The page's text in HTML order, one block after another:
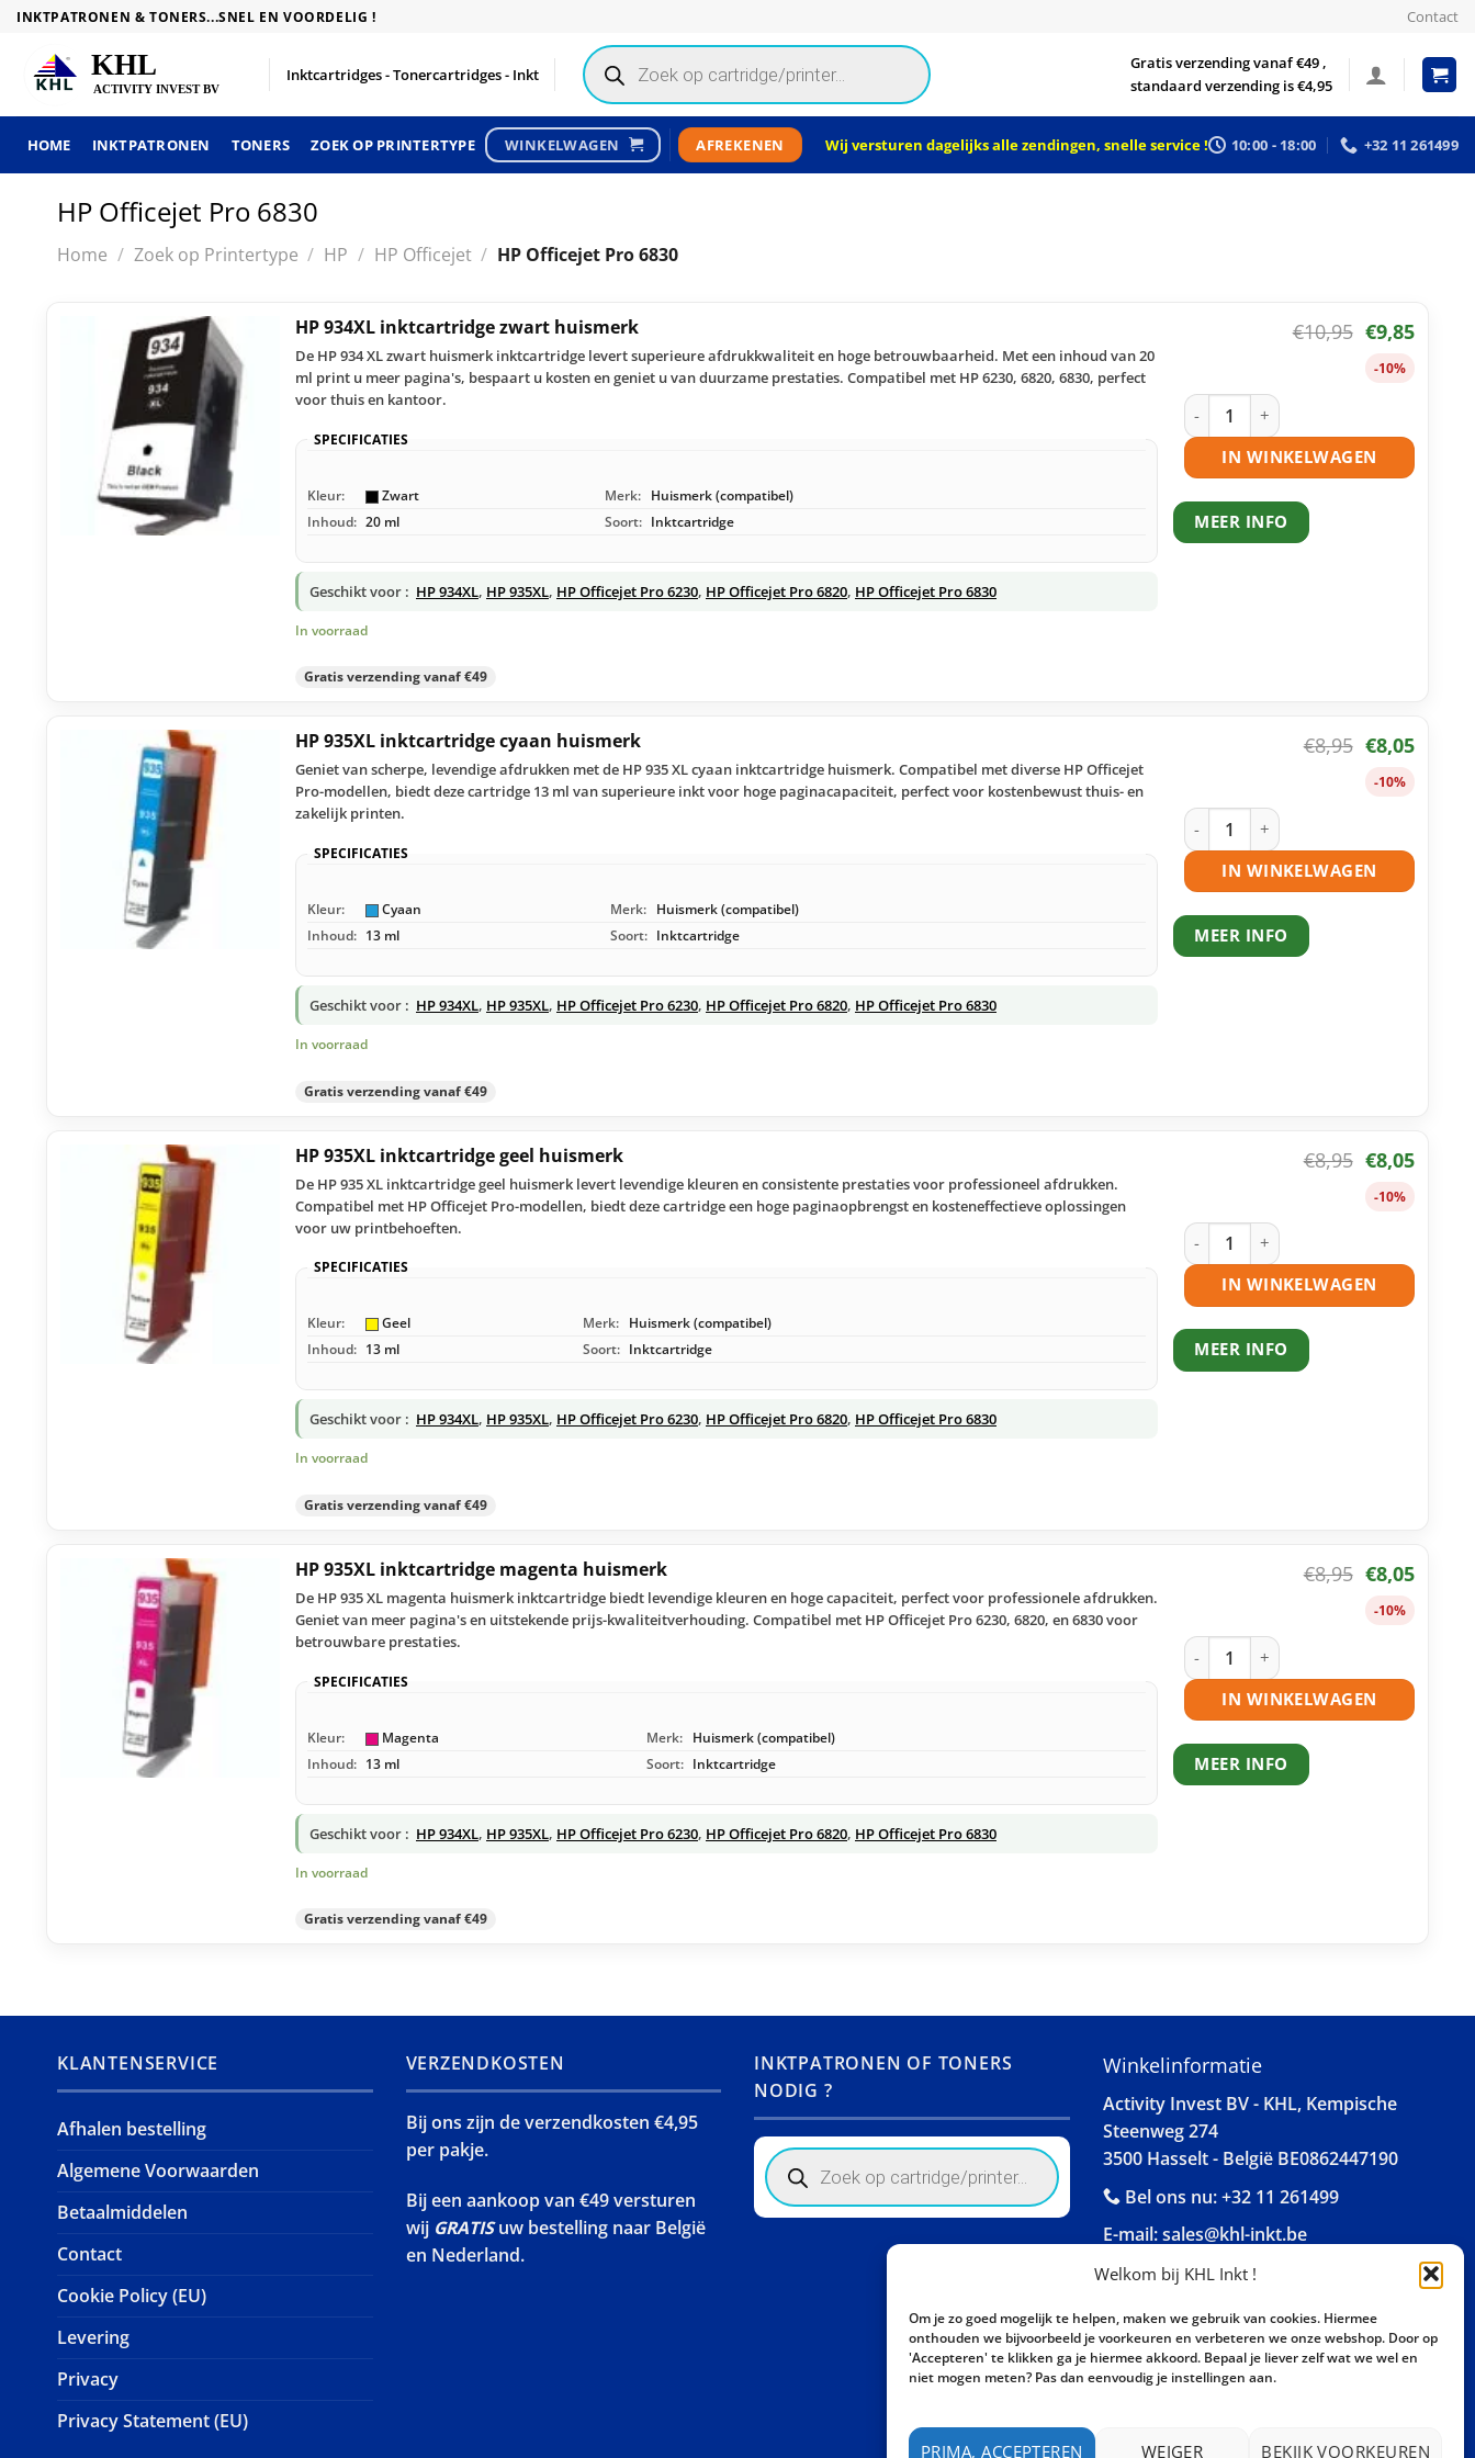
Welkom bij KHL Inkt !
Om je zo goed mogelijk te helpen, maken we gebruik van cookies. Hiermee
onthouden we bijvoorbeeld je voorkeuren en verbeteren we onze webshop. Door op
'Accepteren' te klikken ga je hiermee akkoord. Bepaal je liever zelf wat we wel en
niet mogen meten? Pas dan eenvoudig je instellingen aan.
PRIMA, ACCEPTEREN WEIGER BEKIJK VOORKEUREN
Skip
content
INKTPATRONEN & TONERS...SNEL EN VOORDELIG ! Contact
Inktcartridges - Tonercartridges - Inkt
Products
search
Gratis verzending vanaf €49 ,
standaard verzending is €4,95
HOME INKTPATRONEN TONERS ZOEK OP PRINTERTYPE WINKELWAGEN AFREKENEN Wij versturen dagelijks alle zendingen, snelle service ! 10:00 - 18:00 +32 11 261499
HP Officejet Pro 6830
Home / Zoek op Printertype / HP / HP Officejet / HP Officejet Pro 6830
HP 934XL inktcartridge zwart huismerk
De HP 934 XL zwart huismerk inktcartridge levert superieure afdrukkwaliteit en hoge betrouwbaarheid. Met een inhoud van 20
ml print u meer pagina's, bespaart u kosten en geniet u van duurzame prestaties. Compatibel met HP 6230, 6820, 6830, perfect
voor thuis en kantoor.
SPECIFICATIES
Kleur: Zwart Merk: Huismerk (compatibel)
Inhoud: 20 ml Soort: Inktcartridge
Geschikt voor : HP 934XL, HP 935XL, HP Officejet Pro 6230, HP Officejet Pro 6820, HP Officejet Pro 6830
In voorraad
Gratis verzending vanaf €49
€10,95 €9,85
-10%
HP 934XL inktcartridge zwart
IN WINKELWAGEN
MEER INFO
HP 935XL inktcartridge cyaan huismerk
Geniet van scherpe, levendige afdrukken met de HP 935 XL cyaan inktcartridge huismerk. Compatibel met diverse HP Officejet
Pro-modellen, biedt deze cartridge 13 ml van superieure inkt voor hoge paginacapaciteit, perfect voor kostenbewust thuis- en
zakelijk printen.
SPECIFICATIES
Kleur: Cyaan Merk: Huismerk (compatibel)
Inhoud: 13 ml Soort: Inktcartridge
Geschikt voor : HP 934XL, HP 935XL, HP Officejet Pro 6230, HP Officejet Pro 6820, HP Officejet Pro 6830
In voorraad
Gratis verzending vanaf €49
€8,95 €8,05
-10%
HP 935XL inktcartridge cyaan
IN WINKELWAGEN
MEER INFO
HP 935XL inktcartridge geel huismerk
De HP 935 XL inktcartridge geel huismerk levert levendige kleuren en consistente prestaties voor professioneel afdrukken.
Compatibel met HP Officejet Pro-modellen, biedt deze cartridge een hoge paginaopbrengst en kosteneffectieve oplossingen
voor uw printbehoeften.
SPECIFICATIES
Kleur: Geel Merk: Huismerk (compatibel)
Inhoud: 13 ml Soort: Inktcartridge
Geschikt voor : HP 934XL, HP 935XL, HP Officejet Pro 6230, HP Officejet Pro 6820, HP Officejet Pro 6830
In voorraad
Gratis verzending vanaf €49
€8,95 €8,05
-10%
HP 935XL inktcartridge geel huismerk
IN WINKELWAGEN
MEER INFO
HP 935XL inktcartridge magenta huismerk
De HP 935 XL magenta huismerk inktcartridge biedt levendige kleuren en hoge capaciteit, perfect voor professionele afdrukken.
Geniet van meer pagina's en uitstekende prijs-kwaliteitverhouding. Compatibel met HP Officejet Pro 6230, 6820, en 6830 voor
betrouwbare prestaties.
SPECIFICATIES
Kleur: Magenta Merk: Huismerk (compatibel)
Inhoud: 13 ml Soort: Inktcartridge
Geschikt voor : HP 934XL, HP 935XL, HP Officejet Pro 6230, HP Officejet Pro 6820, HP Officejet Pro 6830
In voorraad
Gratis verzending vanaf €49
€8,95 €8,05
-10%
HP 935XL inktcartridge magenta
IN WINKELWAGEN
MEER INFO
KLANTENSERVICE
Afhalen bestelling
Algemene Voorwaarden
Betaalmiddelen
Contact
Cookie Policy (EU)
Levering
Privacy
Privacy Statement (EU)
VERZENDKOSTEN
Bij ons zijn de verzendkosten €4,95
per pakje.
Bij een aankoop van €49 versturen
wij GRATISuw bestelling naar België
en Nederland.
INKTPATRONEN OF TONERS
NODIG ?
Products
search
Winkelinformatie
Activity Invest BV - KHL, Kempische
Steenweg 274
3500 Hasselt - België BE0862447190
Bel ons nu:+32 11 261499
E-mail:sales@khl-inkt.be